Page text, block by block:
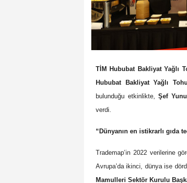
TİM Hububat Bakliyat Yağlı
Hububat Bakliyat Yağlı
bulunduğu etkinlikte,Şef
verdi.
“Dünyanın en istikrarlı gıda
Trademap’in 2022 verilerine
Avrupa’da ikinci, dünya ise
Mamulleri Sektör Kurulu